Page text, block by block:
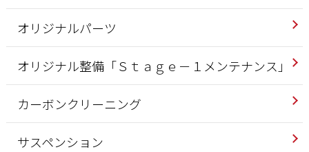
オリジナルパーツ
オリジナル整備「Ｓｔａｇｅ－１メンテナンス」
カーボンクリーニング
サスペンション